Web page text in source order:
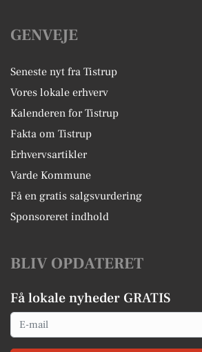
GENVEJE
Seneste nyt fra Tistrup
Vores lokale erhverv
Kalenderen for Tistrup
Fakta om Tistrup
Erhvervsartikler
Varde Kommune
Få en gratis salgsvurdering
Sponsoreret indhold
BLIV OPDATERET
Få lokale nyheder GRATIS
Email